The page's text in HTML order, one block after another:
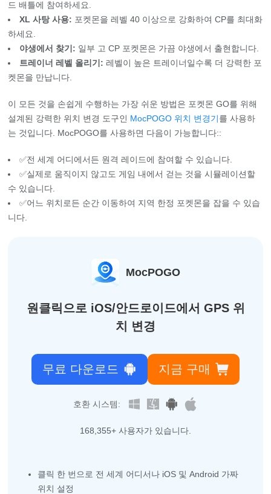
드 배틀에 참여하세요.
XL 사탕 사용: 포켓몬을 레벨 40 이상으로 강화하여 CP를 최대화
하세요.
야생에서 찾기: 일부 고 CP 포켓몬은 가끔 야생에서 출현합니다.
트레이너 레벨 올리기: 레벨이 높은 트레이너일수록 더 강력한 포
켓몬을 만납니다.
이 모든 것을 손쉽게 수행하는 가장 쉬운 방법은 포켓몬 GO를 위해
설계된 강력한 위치 변경 도구인 MocPOGO 위치 변경기를 사용하
는 것입니다. MocPOGO를 사용하면 다음이 가능합니다::
✅전 세계 어디에서든 원격 레이드에 참여할 수 있습니다.
✅실제로 움직이지 않고도 게임 내에서 걷는 것을 시뮬레이션할
수 있습니다.
✅어느 위치로든 순간 이동하여 지역 한정 포켓몬을 잡을 수 있습
니다.
MocPOGO
원클릭으로 iOS/안드로이드에서 GPS 위
치 변경
무료 다운로드 지금 구매
호환 시스템:
168,355+ 사용자가 있습니다.
클릭 한 번으로 전 세계 어디서나 iOS 및 Android 가짜
위치 설정